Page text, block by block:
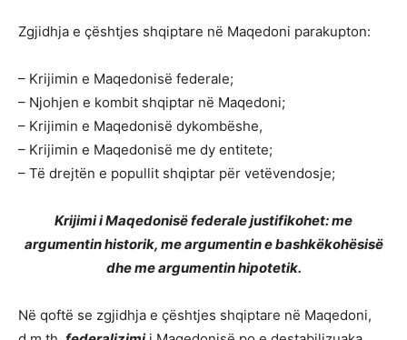
Zgjidhja e çështjes shqiptare në Maqedoni parakupton:
– Krijimin e Maqedonisë federale;
– Njohjen e kombit shqiptar në Maqedoni;
– Krijimin e Maqedonisë dykombëshe,
– Krijimin e Maqedonisë me dy entitete;
– Të drejtën e popullit shqiptar për vetëvendosje;
Krijimi i Maqedonisë federale justifikohet: me
argumentin historik, me argumentin e bashkëkohësisë
dhe me argumentin hipotetik.
Në qoftë se zgjidhja e çështjes shqiptare në Maqedoni,